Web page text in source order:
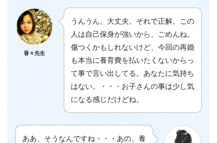
香々先生
うんうん。大丈夫。それで正解。この
人は自己保身が強いから、ごめんね。
傷つくかもしれないけど、今回の再婚
も本当に養育費を払いたくないからっ
て事で言い出してる。あなたに気持ち
はない。・・・お子さんの事は少し気
になる感じだけどね。
ああ、そうなんですね・・・あの、養